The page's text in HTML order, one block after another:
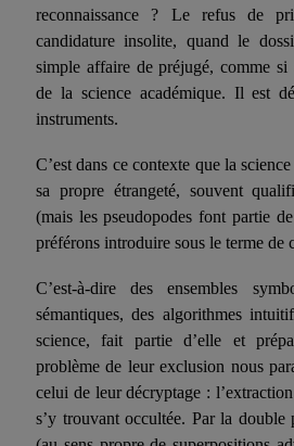
reconnaissance ? Le refus de
candidature insolite, quand le
simple affaire de préjugé, comme si
de la science académique. Il est
instruments.
C’est dans ce contexte que la
sa propre étrangeté, souvent
(mais les pseu­dopodes font partie
préférons introduire sous le terme de
C’est-à-dire des ensembles
sémantiques, des algorithmes
science, fait partie d’elle et
problème de leur exclusion nous
celui de leur décryptage :
s’y trouvant occultée. Par la double